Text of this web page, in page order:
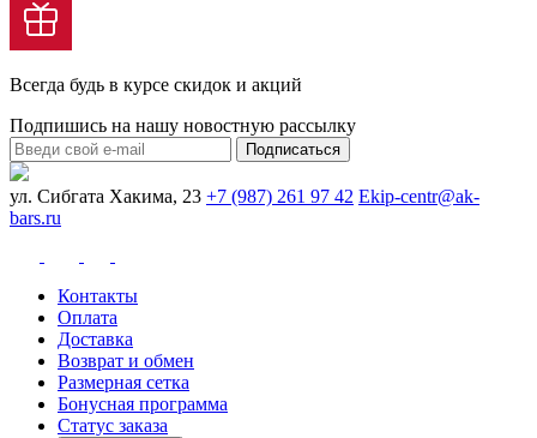
Всегда будь в курсе скидок и акций
Подпишись на нашу новостную рассылку
Подписаться
ул. Сибгата Хакима, 23 +7 (987) 261 97 42 Ekip-centr@ak-
bars.ru
Контакты
Оплата
Доставка
Возврат и обмен
Размерная сетка
Бонусная программа
Статус заказа